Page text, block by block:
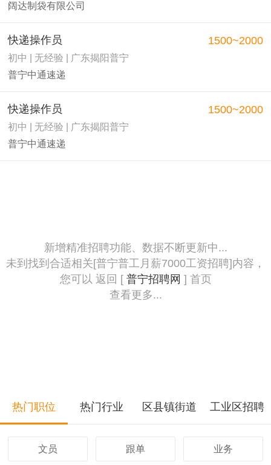
阔达制袋有限公司
快递操作员
初中 | 无经验 | 广东揭阳普宁
普宁中通速递
1500~2000
快递操作员
初中 | 无经验 | 广东揭阳普宁
普宁中通速递
1500~2000
新增精准招聘功能、数据不断更新中...
未到找到合适相关[普宁普工月薪7000工资招聘]内容，
您可以 返回 [ 普宁招聘网 ] 首页
查看更多...
热门职位 热门行业 区县镇街道 工业区招聘
文员 跟单 业务